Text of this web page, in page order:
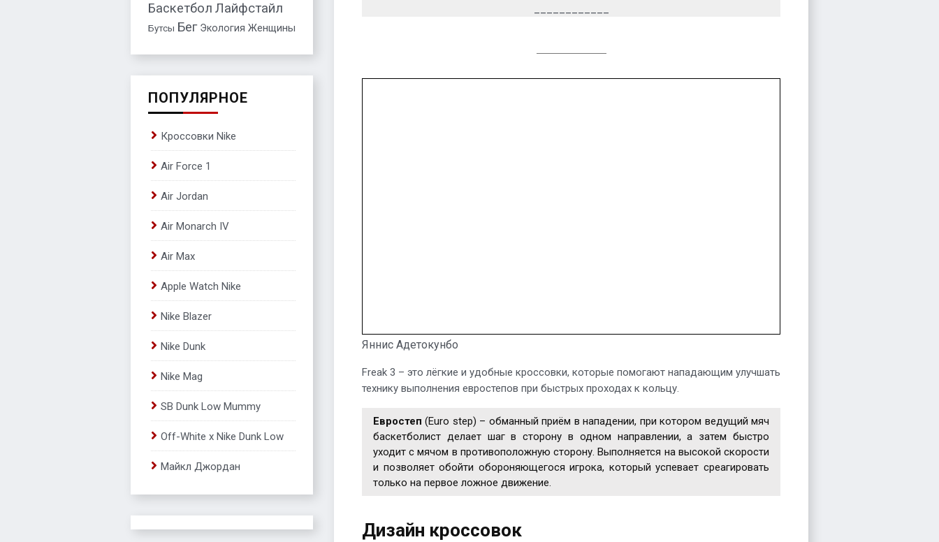
Яннис Адетокунбо
Freak 3 – это лёгкие и удобные кроссовки, которые помогают нападающим улучшать
технику выполнения евростепов при быстрых проходах к кольцу.
Евростеп (Euro step) – обманный приём в нападении, при котором ведущий мяч
баскетболист делает шаг в сторону в одном направлении, а затем быстро
уходит с мячом в противоположную сторону. Выполняется на высокой скорости
и позволяет обойти обороняющегося игрока, который успевает среагировать
только на первое ложное движение.
Дизайн кроссовок
Баскетбол Лайфстайл
Бутсы Бег Экология Женщины
ПОПУЛЯРНОЕ
Кроссовки Nike
Air Force 1
Air Jordan
Air Monarch IV
Air Max
Apple Watch Nike
Nike Blazer
Nike Dunk
Nike Mag
SB Dunk Low Mummy
Off-White x Nike Dunk Low
Майкл Джордан